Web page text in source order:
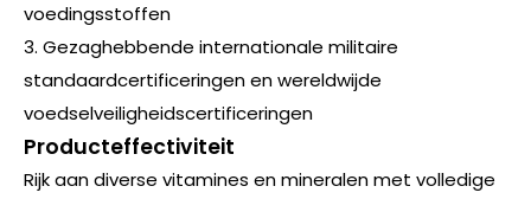
voedingsstoffen
3. Gezaghebbende internationale militaire
standaardcertificeringen en wereldwijde
voedselveiligheidscertificeringen
Producteffectiviteit
Rijk aan diverse vitamines en mineralen met volledige